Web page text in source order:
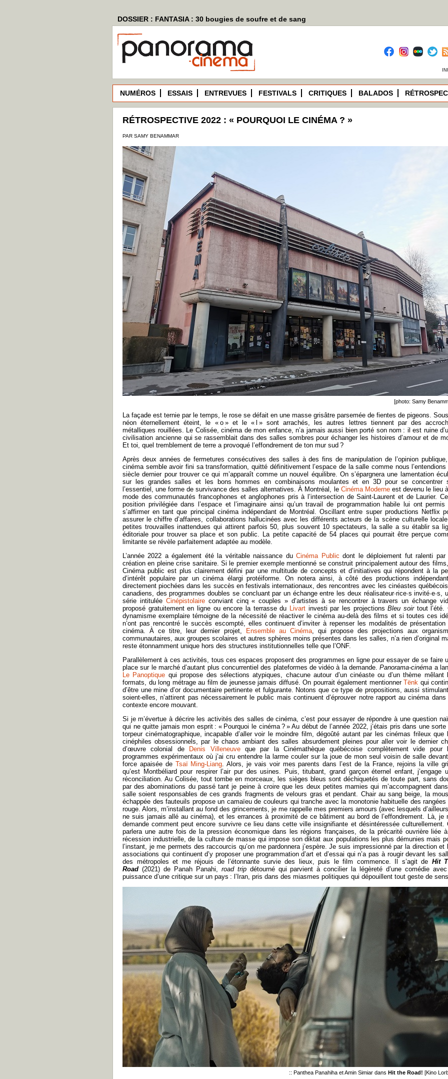
DOSSIER : FANTASIA : 30 bougies de soufre et de sang
NUMÉROS ESSAIS ENTREVUES FESTIVALS CRITIQUES BALADOS
RÉTROSPECTIVE 2022 : « POURQUOI LE CINÉMA ? »
PAR SAMY BENAMMAR
[photo: Samy
La façade est ternie par le temps, le rose se défait en une masse grisâtre parsemée de fientes de pigeons.
néon éternellement éteint, le « o » et le «
» sont arrachés, les autres lettres tiennent par des
métalliques rouillées. Le Colisée, cinéma de mon enfance, n’a jamais aussi bien porté son nom : il est ruine
civilisation ancienne qui se rassemblait dans des salles sombres pour échanger les histoires d’amour et de
Et toi, quel tremblement de terre a provoqué l’effondrement de ton mur sud ?
Après deux années de fermetures consécutives des salles à des fins de manipulation de l’opinion
cinéma semble avoir fini sa transformation, quitté définitivement l’espace de la salle comme nous l’entendions
siècle dernier pour trouver ce qui m’apparaît comme un nouvel équilibre. On s’épargnera une lamentation
sur les grandes salles et les bons hommes en combinaisons moulantes et en 3D pour se concentrer
l’essentiel, une forme de survivance des salles alternatives. À Montréal, le Cinéma Moderneest devenu le lieu
mode des communautés francophones et anglophones pris à l’intersection de Saint-Laurent et de Laurier.
position privilégiée dans l’espace et l’imaginaire ainsi qu’un travail de programmation habile lui ont permis
s’affirmer en tant que principal cinéma indépendant de Montréal. Oscillant entre super productions Netflix
assurer le chiffre d’affaires, collaborations hallucinées avec les différents acteurs de la scène culturelle
petites trouvailles inattendues qui attirent parfois 50, plus souvent 10 spectateurs, la salle a su établir sa
éditoriale pour trouver sa place et son public. La petite capacité de 54 places qui pourrait être perçue
limitante se révèle parfaitement adaptée au modèle.
L’année 2022 a également été la véritable naissance duCinéma Public dont le déploiement fut ralenti par
création en pleine crise sanitaire. Si le premier exemple mentionné se construit principalement autour des
Cinéma public est plus clairement défini par une multitude de concepts et d’initiatives qui répondent à la
d’intérêt populaire par un cinéma élargi protéiforme. On notera ainsi, à côté des productions
directement piochées dans les succès en festivals internationaux, des rencontres avec les cinéastes
canadiens, des programmes doubles se concluant par un échange entre les deux réalisateur·rice·s invité·e·s,
série intitulée Cinépistolaireconviant cinq « couples » d’artistes à se rencontrer à travers un échange
proposé gratuitement en ligne ou encore la terrasse du Livart investi par les projectionsBleu soirtout l’été.
dynamisme exemplaire témoigne de la nécessité de réactiver le cinéma au-delà des films et si toutes ces
n’ont pas rencontré le succès escompté, elles continuent d’inviter à repenser les modalités de présentation
cinéma. À ce titre, leur dernier projet,
Ensemble au Cinéma, qui propose des projections aux
communautaires, aux groupes scolaires et autres sphères moins présentes dans les salles, n’a rien d’original
reste étonnamment unique hors des structures institutionnelles telle que l’ONF.
Parallèlement à ces activités, tous ces espaces proposent des programmes en ligne pour essayer de se faire
place sur le marché d’autant plus concurrentiel des plateformes de vidéo à la demande.Panorama-cinéma a
Le Panoptique qui propose des sélections atypiques, chacune autour d’un cinéaste ou d’un thème mêlant
formats, du long métrage au film de jeunesse jamais diffusé. On pourrait également mentionner Tënk qui
d’être une mine d’or documentaire pertinente et fulgurante. Notons que ce type de propositions, aussi
soient-elles, n’attirent pas nécessairement le public mais continuent d’éprouver notre rapport au cinéma dans
contexte encore mouvant.
Si je m’évertue à décrire les activités des salles de cinéma, c’est pour essayer de répondre à une question
qui ne quitte jamais mon esprit : « Pourquoi le cinéma ? » Au début de l’année 2022, j’étais pris dans une sorte
torpeur cinématographique, incapable d’aller voir le moindre film, dégoûté autant par les cinémas frileux que
cinéphiles obsessionnels, par le chaos ambiant des salles absurdement pleines pour aller voir le dernier
d’œuvre colonial de
Denis Villeneuveque par la Cinémathèque québécoise complètement vide pour
programmes expérimentaux où j’ai cru entendre la larme couler sur la joue de mon seul voisin de salle
force apaisée de Tsaï Ming-Liang. Alors, je vais voir mes parents dans l’est de la France, rejoins la ville
qu’est Montbéliard pour respirer l’air pur des usines. Puis, titubant, grand garçon éternel enfant, j’engage
réconciliation. Au Colisée, tout tombe en morceaux, les sièges bleus sont déchiquetés de toute part, sans
par des abominations du passé tant je peine à croire que les deux petites mamies qui m’accompagnent
salle soient responsables de ces grands fragments de velours gras et pendant. Chair au sang beige, la
échappée des fauteuils propose un camaïeu de couleurs qui tranche avec la monotonie habituelle des rangées
rouge. Alors, m’installant au fond des grincements, je me rappelle mes premiers amours (avec lesquels
ne suis jamais allé au cinéma), et les errances à proximité de ce bâtiment au bord de l’effondrement. Là, je
demande comment peut encore survivre ce lieu dans cette ville insignifiante et désintéressée culturellement.
parlera une autre fois de la pression économique dans les régions françaises, de la précarité ouvrière liée
récession industrielle, de la culture de masse qui impose son diktat aux populations les plus démunies mais
l’instant, je me permets des raccourcis qu’on me pardonnera j’espère. Je suis impressionné par la direction et
associations qui continuent d’y proposer une programmation d’art et d’essai qui n’a pas à rougir devant les
des métropoles et me réjouis de l’étonnante survie des lieux, puis le film commence. Il s’agit de Hit
Road (2021) de Panah Panahi, road tripdétourné qui parvient à concilier la légèreté d’une comédie
puissance d’une critique sur un pays : l’Iran, pris dans des miasmes politiques qui dépouillent tout geste de
:: Panthea Panahiha et Amin Simiar dans Hit the Road! [Kino